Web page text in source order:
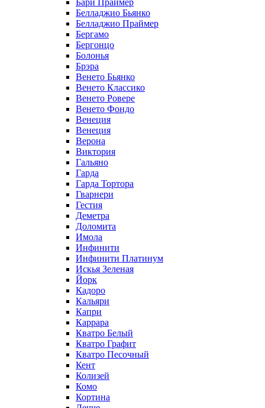
Белладжио Бьянко
Белладжио Праймер
Бергамо
Бергонцо
Болонья
Брэра
Венето Бьянко
Венето Классико
Венето Ровере
Венето Фондо
Венеция
Венеция
Верона
Виктория
Гальяно
Гарда
Гарда Тортора
Гварнери
Гестия
Деметра
Доломита
Имола
Инфинити
Инфинити Платинум
Искья Зеленая
Йорк
Кадоро
Кальяри
Капри
Каррара
Кватро Белый
Кватро Графит
Кватро Песочный
Кент
Колизей
Комо
Кортина